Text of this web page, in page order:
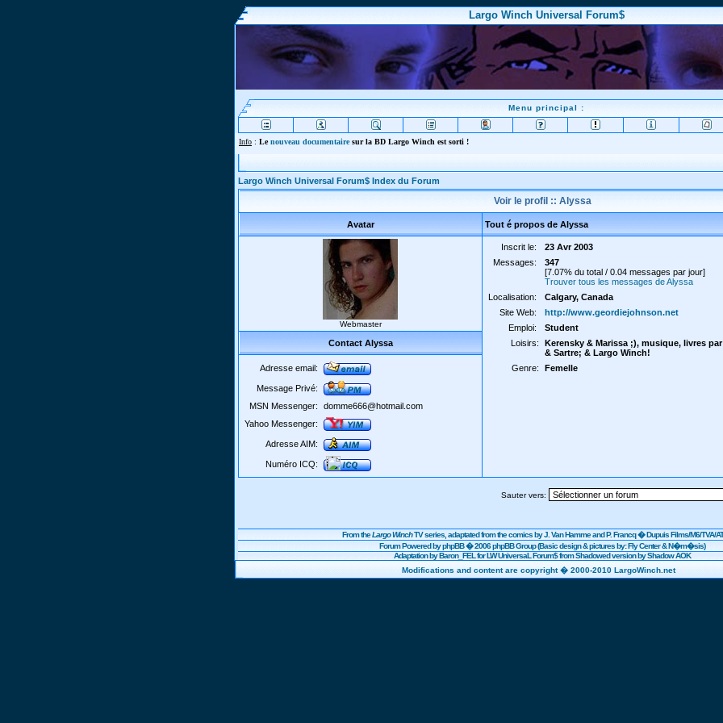
Largo Winch Universal Forum$
Menu principal :
Info : Lenouveau documentairesur la BD Largo Winch est sorti !
Largo Winch Universal Forum$ Index du Forum
Voir le profil :: Alyssa
Avatar Tout é propos de Alyssa
Webmaster
Inscrit le:
23 Avr 2003
Messages:
347
[7.07% du total / 0.04 messages par jour]
Trouver tous les messages de Alyssa
Localisation:
Calgary, Canada
Site Web:
http://www.geordiejohnson.net
Emploi:
Student
Loisirs:
Kerensky & Marissa ;), musique, livres
& Sartre; & Largo Winch!
Genre:
Femelle
Contact Alyssa
Adresse email:
Message Privé:
MSN Messenger:
domme666@hotmail.com
Yahoo Messenger:
Adresse AIM:
Numéro ICQ:
Sauter vers:
From theLargo WinchTV series, adaptated from the comics by J. Van Hamme and P. Francq �DupuisFilms/M6/TVA/
Forum Powered byphpBB� 2006 phpBB Group (Basic design & pictures by: Fly Center & N�m�sis)
Adaptation by Baron_FEL for LW UniversaL Forum$ from Shadowed version by Shadow AOK
Modifications and content are copyright � 2000-2010 LargoWinch.net